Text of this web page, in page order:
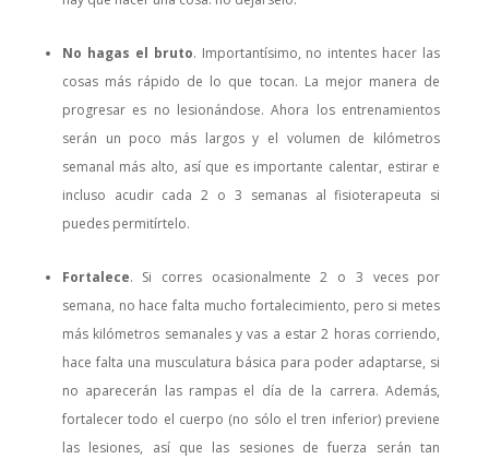
No hagas el bruto. Importantísimo, no intentes hacer las
cosas más rápido de lo que tocan. La mejor manera de
progresar es no lesionándose. Ahora los entrenamientos
serán un poco más largos y el volumen de kilómetros
semanal más alto, así que es importante calentar, estirar e
incluso acudir cada 2 o 3 semanas al fisioterapeuta si
puedes permitírtelo.
Fortalece. Si corres ocasionalmente 2 o 3 veces por
semana, no hace falta mucho fortalecimiento, pero si metes
más kilómetros semanales y vas a estar 2 horas corriendo,
hace falta una musculatura básica para poder adaptarse, si
no aparecerán las rampas el día de la carrera. Además,
fortalecer todo el cuerpo (no sólo el tren inferior) previene
las lesiones, así que las sesiones de fuerza serán tan